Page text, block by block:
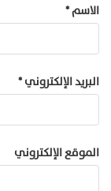
الاسم*
البريد الإلكتروني*
الموقع الإلكتروني